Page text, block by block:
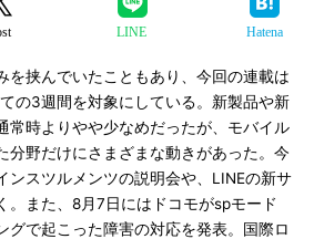
LINE Hatena
挟んでいたこともあり、今回の連載は
の3週間を対象にしている。新製品や新
常時よりやや少なめだったが、モバイル
分野だけにさまざまな動きがあった。今
ンスツルメンツの説明会や、LINEの新サ
。また、8月7日にはドコモがspモード
グで起こった障害の対応を発表。国際ロ